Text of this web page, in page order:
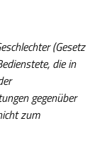
(Gesetz
die in
gegenüber
zum